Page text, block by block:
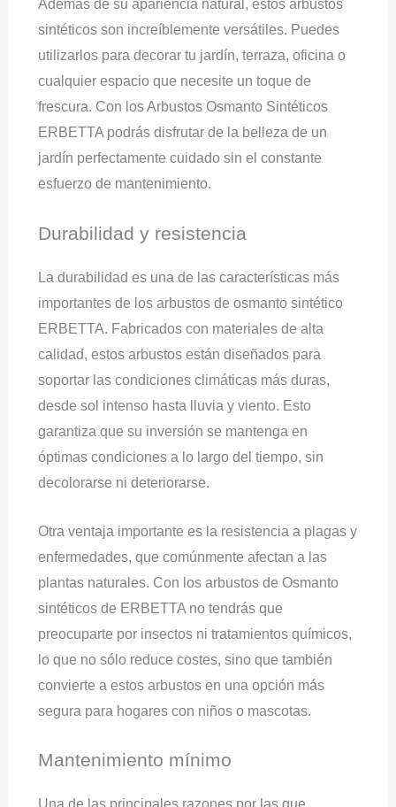
Además de su apariencia natural, estos arbustos
sintéticos son increíblemente versátiles. Puedes
utilizarlos para decorar tu jardín, terraza, oficina o
cualquier espacio que necesite un toque de
frescura. Con los Arbustos Osmanto Sintéticos
ERBETTA podrás disfrutar de la belleza de un
jardín perfectamente cuidado sin el constante
esfuerzo de mantenimiento.
Durabilidad y resistencia
La durabilidad es una de las características más
importantes de los arbustos de osmanto sintético
ERBETTA. Fabricados con materiales de alta
calidad, estos arbustos están diseñados para
soportar las condiciones climáticas más duras,
desde sol intenso hasta lluvia y viento. Esto
garantiza que su inversión se mantenga en
óptimas condiciones a lo largo del tiempo, sin
decolorarse ni deteriorarse.
Otra ventaja importante es la resistencia a plagas y
enfermedades, que comúnmente afectan a las
plantas naturales. Con los arbustos de Osmanto
sintéticos de ERBETTA no tendrás que
preocuparte por insectos ni tratamientos químicos,
lo que no sólo reduce costes, sino que también
convierte a estos arbustos en una opción más
segura para hogares con niños o mascotas.
Mantenimiento mínimo